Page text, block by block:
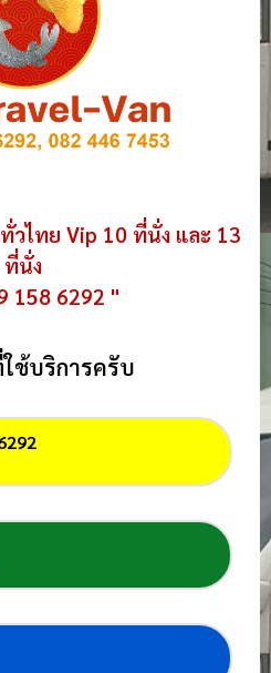
วไทย Vip 10 ที่นั่ง และ 13
ที่นั่ง
158 6292 "
ช้บริการครับ